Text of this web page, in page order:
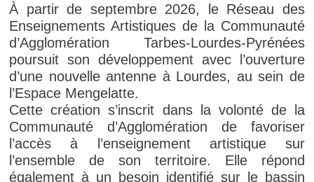
À partir de septembre 2026, le Réseau des
Enseignements Artistiques de la Communauté
d’Agglomération Tarbes-Lourdes-Pyrénées
poursuit son développement avec l’ouverture
d’une nouvelle antenne à Lourdes, au sein de
l’Espace Mengelatte.
Cette création s’inscrit dans la volonté de la
Communauté d’Agglomération de favoriser
l’accès à l’enseignement artistique sur
l’ensemble de son territoire. Elle répond
également à un besoin identifié sur le bassin